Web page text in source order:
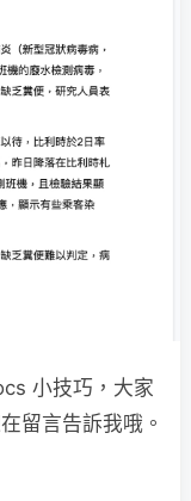
小技巧，大家
留言告訴我哦。